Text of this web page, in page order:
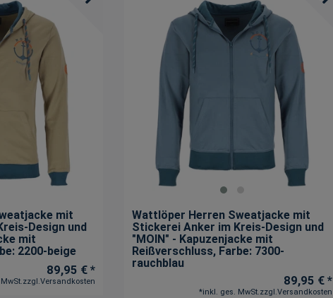
mit
Design und
mit
2200-beige
89,95 € *
zzgl.Versandkosten
Wattlöper Herren Sweatjacke mit
Stickerei Anker im Kreis-Design und
"MOIN" - Kapuzenjacke mit
Reißverschluss, Farbe: 7300-
rauchblau
89,95 € *
*inkl. ges. MwSt.zzgl.Versandkosten